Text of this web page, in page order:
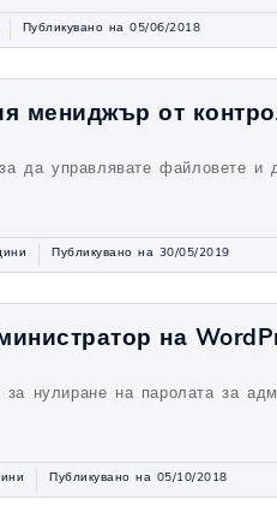
Публикувано на 05/06/2018
мениджър от
да управлявате файловете и
Публикувано на 30/05/2019
на
нулиране на паролата за
Публикувано на 05/10/2018